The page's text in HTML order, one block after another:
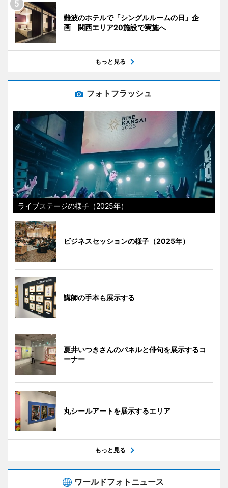
難波のホテルで「シングルルームの日」企
画 関西エリア20施設で実施へ
もっと見る
フォトフラッシュ
ライブステージの様子（2025年）
ビジネスセッションの様子（2025年）
講師の手本も展示する
夏井いつきさんのパネルと俳句を展示するコ
ーナー
丸シールアートを展示するエリア
もっと見る
ワールドフォトニュース